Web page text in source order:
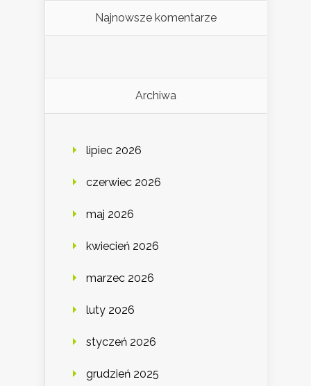
Najnowsze komentarze
Archiwa
lipiec 2026
czerwiec 2026
maj 2026
kwiecień 2026
marzec 2026
luty 2026
styczeń 2026
grudzień 2025